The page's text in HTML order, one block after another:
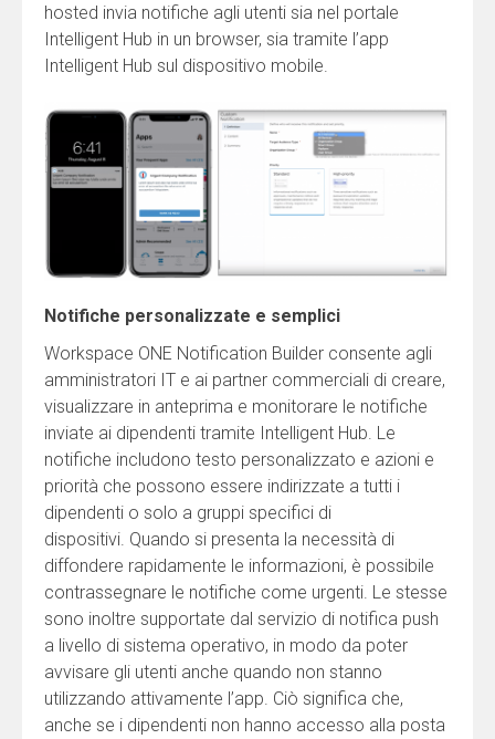
hosted invia notifiche agli utenti sia nel portale
Intelligent Hub in un browser, sia tramite l’app
Intelligent Hub sul dispositivo mobile.
Notifiche personalizzate e semplici
Workspace ONE Notification Builder consente agli
amministratori IT e ai partner commerciali di creare,
visualizzare in anteprima e monitorare le notifiche
inviate ai dipendenti tramite Intelligent Hub. Le
notifiche includono testo personalizzato e azioni e
priorità che possono essere indirizzate a tutti i
dipendenti o solo a gruppi specifici di
dispositivi. Quando si presenta la necessità di
diffondere rapidamente le informazioni, è possibile
contrassegnare le notifiche come urgenti. Le stesse
sono inoltre supportate dal servizio di notifica push
a livello di sistema operativo, in modo da poter
avvisare gli utenti anche quando non stanno
utilizzando attivamente l’app. Ciò significa che,
anche se i dipendenti non hanno accesso alla posta